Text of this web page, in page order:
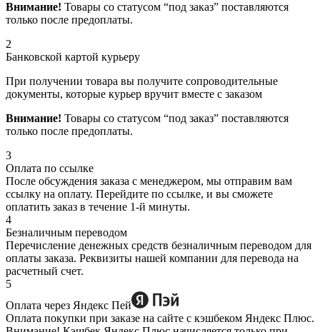
Внимание! Товары со статусом “под заказ” поставляются
только после предоплаты.
2
Банковской картой курьеру
При получении товара вы получите сопроводительные
документы, которые курьер вручит вместе с заказом
Внимание! Товары со статусом “под заказ” поставляются
только после предоплаты.
3
Оплата по ссылке
После обсуждения заказа с менеджером, мы отправим вам
ссылку на оплату. Перейдите по ссылке, и вы сможете
оплатить заказ в течение 1-й минуты.
4
Безналичным переводом
Перечисление денежных средств безналичным переводом для
оплаты заказа. Реквизиты нашей компании для перевода на
расчетный счет.
5
Оплата через Яндекс Пей
Оплата покупки при заказе на сайте с кэшбеком Яндекс Плюс.